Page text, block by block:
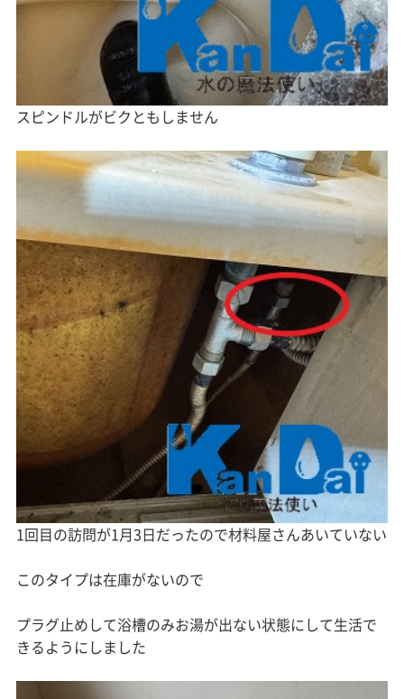
スピンドルがビクともしません
1回目の訪問が1月3日だったので材料屋さんあいていない
このタイプは在庫がないので
プラグ止めして浴槽のみお湯が出ない状態にして生活で
きるようにしました